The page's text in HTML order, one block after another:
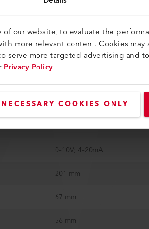
our website, to evaluate the
more relevant content. Cookies may
serve more targeted advertising and
Privacy Policy.
COOKIES ONLY
Oui
Contact normalement ouvert
21.3 mm / 0.85 in
Oui
0–10V; 4–20mA
201 mm
67 mm
56 mm